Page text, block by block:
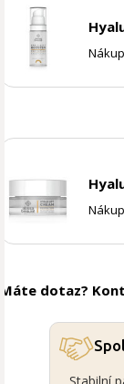
Máte dotaz?
Stabilní